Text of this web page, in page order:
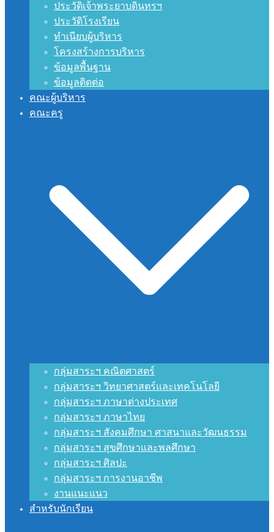
ประวัติเจ้าพระยาบดินทรฯ
ประวัติโรงเรียน
ทำเนียบผู้บริหาร
โครงสร้างการบริหาร
ข้อมูลพื้นฐาน
ข้อมูลติดต่อ
คณะผู้บริหาร
คณะครู
กลุ่มสาระฯ คณิตศาสตร์
กลุ่มสาระฯ วิทยาศาสตร์และเทคโนโลยี
กลุ่มสาระฯ ภาษาต่างประเทศ
กลุ่มสาระฯ ภาษาไทย
กลุ่มสาระฯ สังคมศึกษา ศาสนาและวัฒนธรรม
กลุ่มสาระฯ สุขศึกษาและพลศึกษา
กลุ่มสาระฯ ศิลปะ
กลุ่มสาระฯ การงานอาชีพ
งานแนะแนว
สำหรับนักเรียน